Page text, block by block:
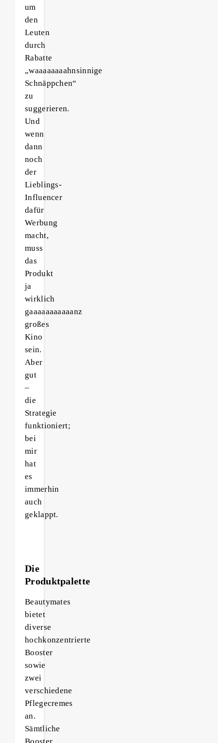
um
den
Leuten
durch
Rabatte
„waaaaaaaahnsinnige
Schnäppchen“
zu
suggerieren.
Und
wenn
dann
noch
der
Lieblings-
Influencer
dafür
Werbung
macht,
muss
das
Produkt
ja
wirklich
gaaaaaaaaaaanz
großes
Kino
sein.
Aber
gut
–
die
Strategie
funktioniert;
bei
mir
hat
es
immerhin
auch
geklappt.
Die
Produktpalette
Beautymates
bietet
diverse
hochkonzentrierte
Booster
sowie
zwei
verschiedene
Pflegecremes
an.
Sämtliche